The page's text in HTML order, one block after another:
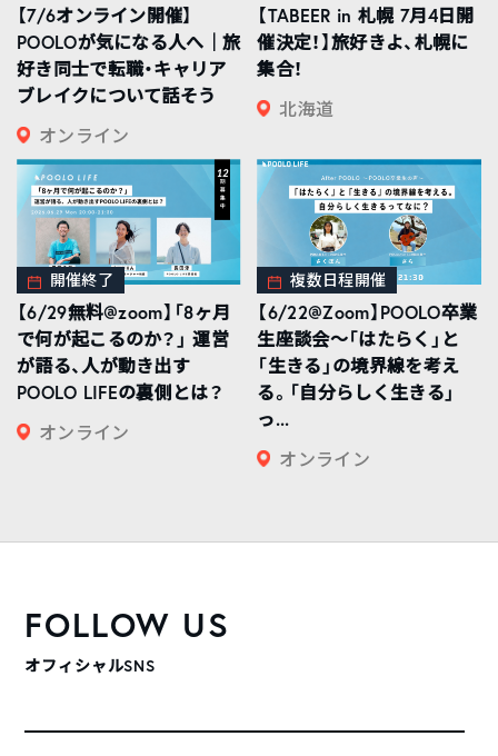
【7/6オンライン開催】
POOLOが気になる人へ｜旅
好き同士で転職・キャリア
ブレイクについて話そう
オンライン
【TABEER in 札幌 7月4日開
催決定！】旅好きよ、札幌に
集合！
北海道
開催終了
【6/29無料@zoom】「8ヶ月
で何が起こるのか？」 運営
が語る、人が動き出す
POOLO LIFEの裏側とは？
オンライン
複数日程開催
【6/22@Zoom】POOLO卒業
生座談会〜「はたらく」と
「生きる」の境界線を考え
る。「自分らしく生きる」
っ...
オンライン
FOLLOW US
オフィシャルSNS